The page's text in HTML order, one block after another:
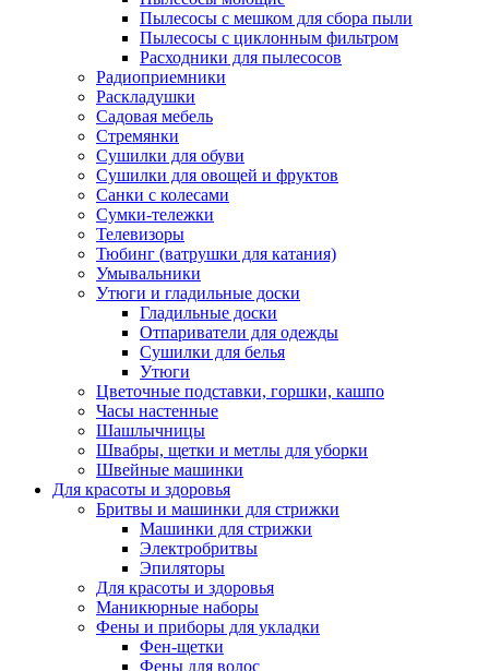
Пылесосы с мешком для сбора пыли
Пылесосы с циклонным фильтром
Расходники для пылесосов
Радиоприемники
Раскладушки
Садовая мебель
Стремянки
Сушилки для обуви
Сушилки для овощей и фруктов
Санки с колесами
Сумки-тележки
Телевизоры
Тюбинг (ватрушки для катания)
Умывальники
Утюги и гладильные доски
Гладильные доски
Отпариватели для одежды
Сушилки для белья
Утюги
Цветочные подставки, горшки, кашпо
Часы настенные
Шашлычницы
Швабры, щетки и метлы для уборки
Швейные машинки
Для красоты и здоровья
Бритвы и машинки для стрижки
Машинки для стрижки
Электробритвы
Эпиляторы
Для красоты и здоровья
Маникюрные наборы
Фены и приборы для укладки
Фен-щетки
Фены для волос